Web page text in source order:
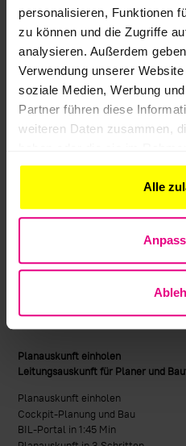
personalisieren, Funktionen
zu können und die Zugriffe
analysieren. Außerdem
Verwendung unserer
soziale Medien, Werbung
Partner führen diese
weiteren Daten zusammen,
gesammelt haben.
Alle
Das Ergebnis der ALIZ
ALIZ Betreiberliste – wird
komfortabel zusammen mit
Cockpit des BIL Portals
Unternehmen genannt, die
Baumaßnahme zuständig
Planauskunft einholen
Leitungsauskunft für Planer und
Planauskunft einholen
Cockpit-Planung und Bau
BIL-Portal in 1:45 Min